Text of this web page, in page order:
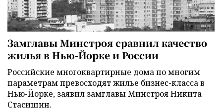
Замглавы Минстроя сравнил качество
жилья в Нью-Йорке и России
Российские многоквартирные дома по многим
параметрам превосходят жилье бизнес-класса в
Нью-Йорке, заявил замглавы Минстроя Никита
Стасишин.